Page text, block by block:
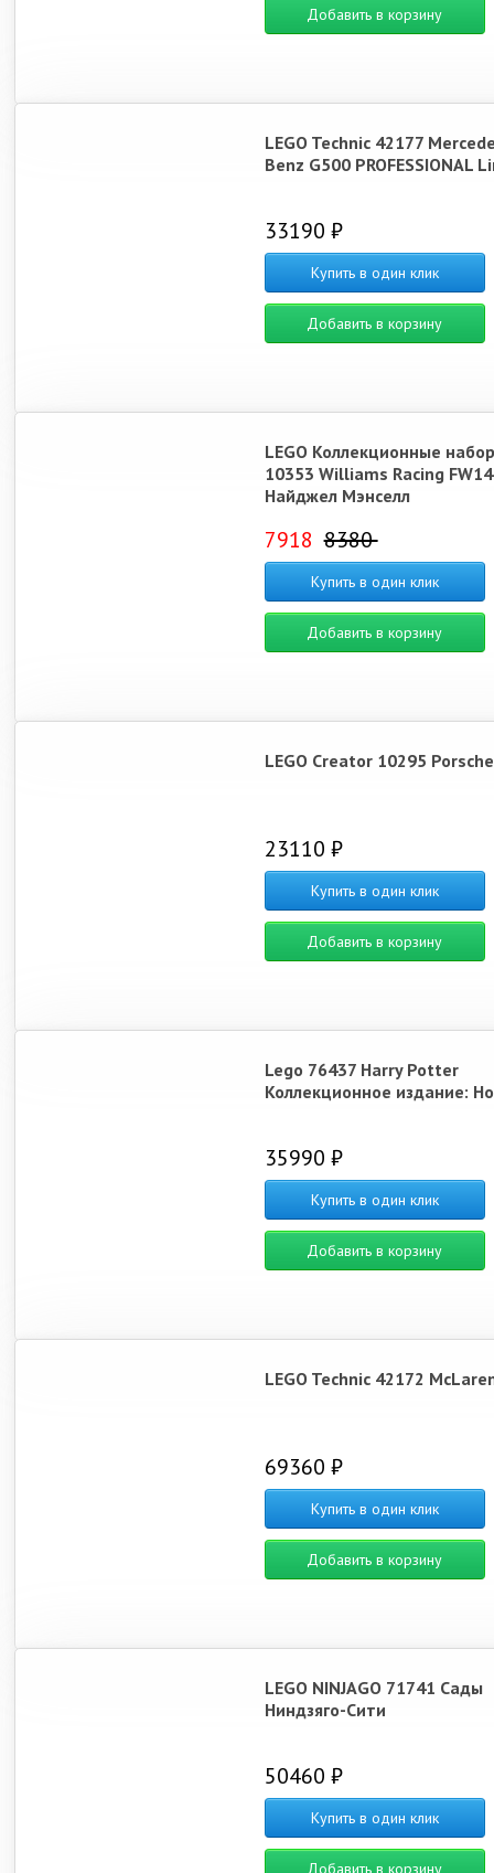
Добавить в корзину
LEGO Technic 42177
Benz G500 PROFESSIONAL
33190 ₽
Купить в один клик
Добавить в корзину
LEGO Коллекционные
10353 Williams Racing
Найджел Мэнселл
7918 8380
Купить в один клик
Добавить в корзину
LEGO Creator 10295
23110 ₽
Купить в один клик
Добавить в корзину
Lego 76437 Harry Potter
Коллекционное издание:
35990 ₽
Купить в один клик
Добавить в корзину
LEGO Technic 42172
69360 ₽
Купить в один клик
Добавить в корзину
LEGO NINJAGO 71741 Сады
Ниндзяго-Сити
50460 ₽
Купить в один клик
Добавить в корзину